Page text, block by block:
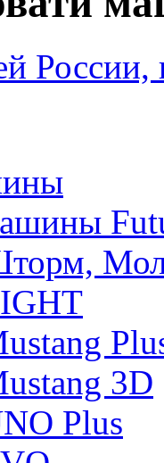
России,
3D
Plus